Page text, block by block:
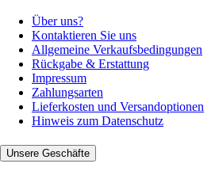
Über uns?
Kontaktieren Sie uns
Allgemeine Verkaufsbedingungen
Rückgabe & Erstattung
Impressum
Zahlungsarten
Lieferkosten und Versandoptionen
Hinweis zum Datenschutz
Unsere Geschäfte